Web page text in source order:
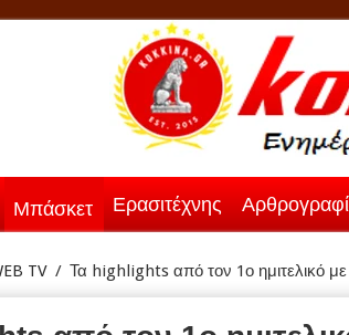
Μπάσκετ Ερασιτέχνης
TV / Τα highlights από τον 1ο ημιτελικό